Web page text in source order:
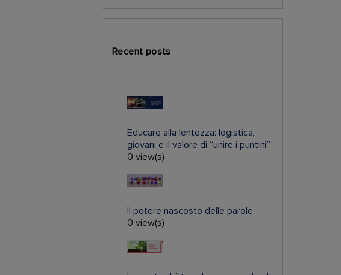
Recent posts
Educare alla lentezza: logistica,
giovani e il valore di “unire i puntini”
0 view(s)
Il potere nascosto delle parole
0 view(s)